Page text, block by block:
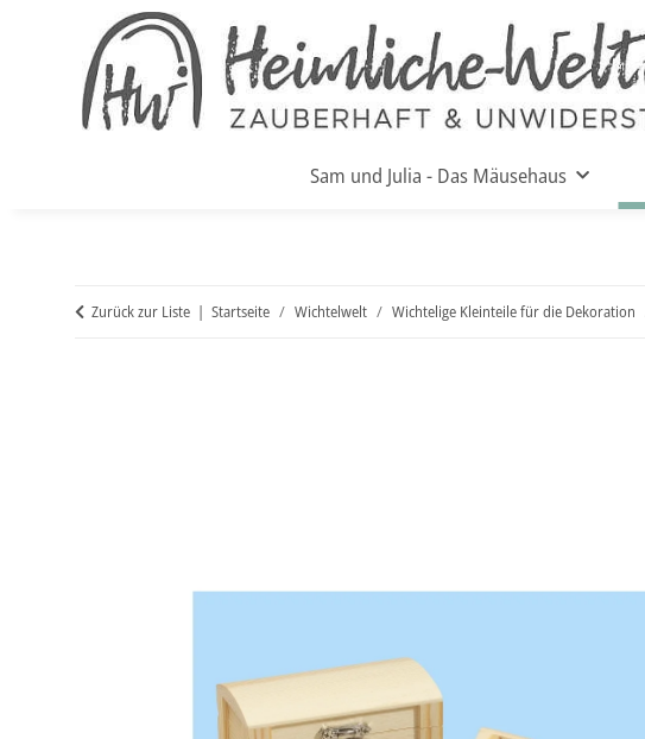
Sam und Julia - Das Mäusehaus
Zurück zur Liste Startseite Wichtelwelt Wichtelige Kleinteile für die Dekoration